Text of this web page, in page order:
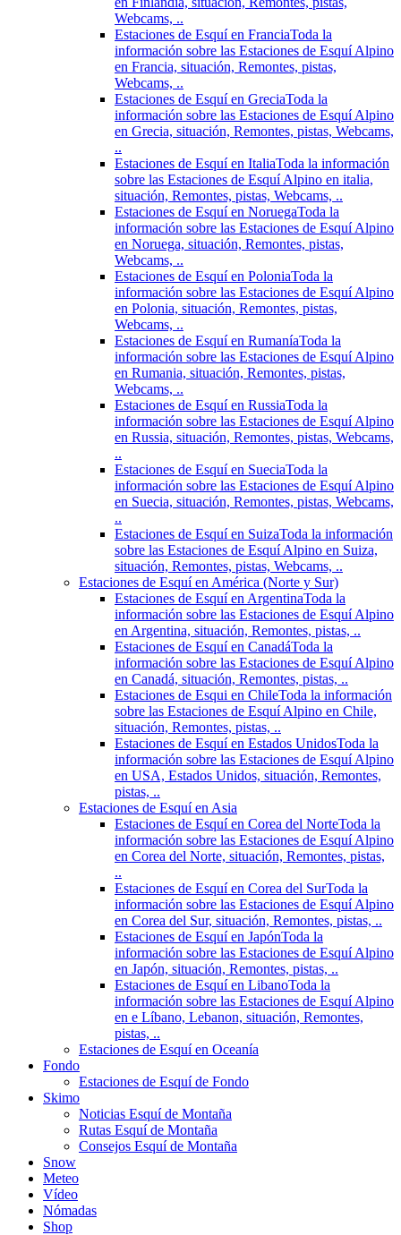
Webcams, ..
Estaciones de Esquí en FranciaToda la
información sobre las Estaciones de Esquí Alpino
en Francia, situación, Remontes, pistas,
Webcams, ..
Estaciones de Esquí en GreciaToda la
información sobre las Estaciones de Esquí Alpino
en Grecia, situación, Remontes, pistas, Webcams,
..
Estaciones de Esquí en ItaliaToda la información
sobre las Estaciones de Esquí Alpino en italia,
situación, Remontes, pistas, Webcams, ..
Estaciones de Esquí en NoruegaToda la
información sobre las Estaciones de Esquí Alpino
en Noruega, situación, Remontes, pistas,
Webcams, ..
Estaciones de Esquí en PoloniaToda la
información sobre las Estaciones de Esquí Alpino
en Polonia, situación, Remontes, pistas,
Webcams, ..
Estaciones de Esquí en RumaníaToda la
información sobre las Estaciones de Esquí Alpino
en Rumania, situación, Remontes, pistas,
Webcams, ..
Estaciones de Esquí en RussiaToda la
información sobre las Estaciones de Esquí Alpino
en Russia, situación, Remontes, pistas, Webcams,
..
Estaciones de Esquí en SueciaToda la
información sobre las Estaciones de Esquí Alpino
en Suecia, situación, Remontes, pistas, Webcams,
..
Estaciones de Esquí en SuizaToda la información
sobre las Estaciones de Esquí Alpino en Suiza,
situación, Remontes, pistas, Webcams, ..
Estaciones de Esquí en América (Norte y Sur)
Estaciones de Esquí en ArgentinaToda la
información sobre las Estaciones de Esquí Alpino
en Argentina, situación, Remontes, pistas, ..
Estaciones de Esquí en CanadáToda la
información sobre las Estaciones de Esquí Alpino
en Canadá, situación, Remontes, pistas, ..
Estaciones de Esqui en ChileToda la información
sobre las Estaciones de Esquí Alpino en Chile,
situación, Remontes, pistas, ..
Estaciones de Esquí en Estados UnidosToda la
información sobre las Estaciones de Esquí Alpino
en USA, Estados Unidos, situación, Remontes,
pistas, ..
Estaciones de Esquí en Asia
Estaciones de Esquí en Corea del NorteToda la
información sobre las Estaciones de Esquí Alpino
en Corea del Norte, situación, Remontes, pistas,
..
Estaciones de Esquí en Corea del SurToda la
información sobre las Estaciones de Esquí Alpino
en Corea del Sur, situación, Remontes, pistas, ..
Estaciones de Esquí en JapónToda la
información sobre las Estaciones de Esquí Alpino
en Japón, situación, Remontes, pistas, ..
Estaciones de Esquí en LibanoToda la
información sobre las Estaciones de Esquí Alpino
en e Líbano, Lebanon, situación, Remontes,
pistas, ..
Estaciones de Esquí en Oceanía
Fondo
Estaciones de Esquí de Fondo
Skimo
Noticias Esquí de Montaña
Rutas Esquí de Montaña
Consejos Esquí de Montaña
Snow
Meteo
Vídeo
Nómadas
Shop